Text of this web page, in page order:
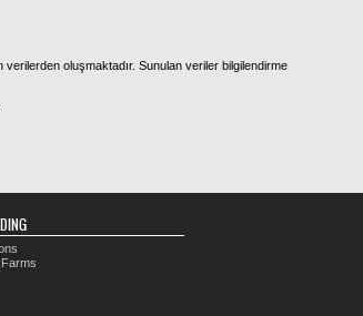
oluşmaktadır. Sunulan veriler bilgilendirme